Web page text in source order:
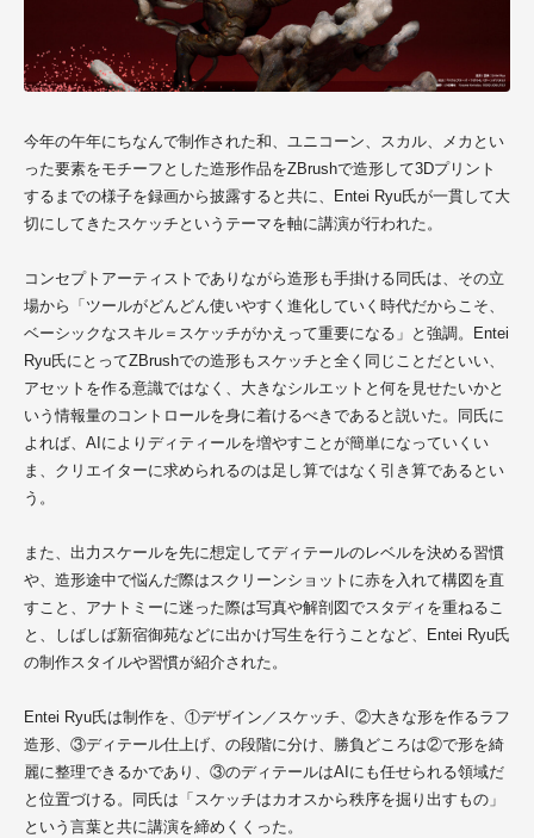
今年の午年にちなんで制作された和、ユニコーン、スカル、メカとい
った要素をモチーフとした造形作品をZBrushで造形して3Dプリント
するまでの様子を録画から披露すると共に、
Entei Ryu氏が一貫して大
切にしてきたスケッチというテーマを軸に講演が行われた。
コンセプトアーティストでありながら造形も手掛ける同氏は、その立
場から「ツールがどんどん使いやすく進化していく時代だからこそ、
ベーシックなスキル＝スケッチがかえって重要になる」と強調。
Entei
Ryu氏にとってZBrushでの造形もスケッチと全く同じことだといい、
アセットを作る意識ではなく、大きなシルエットと何を見せたいかと
いう情報量のコントロールを身に着けるべきであると説いた。同氏に
よれば、AIによりディティールを増やすことが簡単になっていくい
ま、クリエイターに求められるのは足し算ではなく引き算であるとい
う。
また、出力スケールを先に想定してディテールのレベルを決める習慣
や、造形途中で悩んだ際はスクリーンショットに赤を入れて構図を直
すこと、アナトミーに迷った際は写真や解剖図でスタディを重ねるこ
と、しばしば新宿御苑などに出かけ写生を行うことなど、
Entei Ryu氏
の制作スタイルや習慣が紹介された。
Entei Ryu氏は制作を、①デザイン／スケッチ、②大きな形を作るラフ
造形、③ディテール仕上げ、の段階に分け、勝負どころは②で形を綺
麗に整理できるかであり、③のディテールはAIにも任せられる領域だ
と位置づける。同氏は「スケッチはカオスから秩序を掘り出すもの」
という言葉と共に講演を締めくくった。